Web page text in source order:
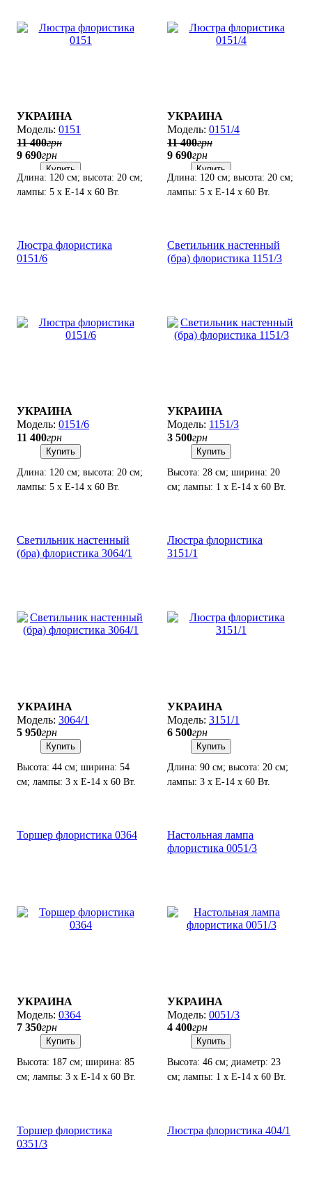
УКРАИНА
0151
11 400грн
9 690грн
Купить
Длина: 120 см; высота: 20 см;
лампы: 5 х Е-14 х 60 Вт.
УКРАИНА
0151/4
11 400грн
9 690грн
Купить
Длина: 120 см; высота: 20 см;
лампы: 5 х Е-14 х 60 Вт.
Люстра флористика
0151/6
УКРАИНА
0151/6
11 400грн
Купить
Длина: 120 см; высота: 20 см;
лампы: 5 х Е-14 х 60 Вт.
Светильник настенный
(бра) флористика 1151/3
УКРАИНА
1151/3
3 500грн
Купить
Высота: 28 см; ширина: 20
см; лампы: 1 х Е-14 х 60 Вт.
Светильник настенный
(бра) флористика 3064/1
УКРАИНА
3064/1
5 950грн
Купить
Высота: 44 см; ширина: 54
см; лампы: 3 х Е-14 х 60 Вт.
Люстра флористика
3151/1
УКРАИНА
3151/1
6 500грн
Купить
Длина: 90 см; высота: 20 см;
лампы: 3 х Е-14 х 60 Вт.
Торшер флористика 0364
УКРАИНА
0364
7 350грн
Купить
Высота: 187 см; ширина: 85
см; лампы: 3 х Е-14 х 60 Вт.
Настольная лампа
флористика 0051/3
УКРАИНА
0051/3
4 400грн
Купить
Высота: 46 см; диаметр: 23
см; лампы: 1 х Е-14 х 60 Вт.
Торшер флористика
0351/3
Люстра флористика 404/1